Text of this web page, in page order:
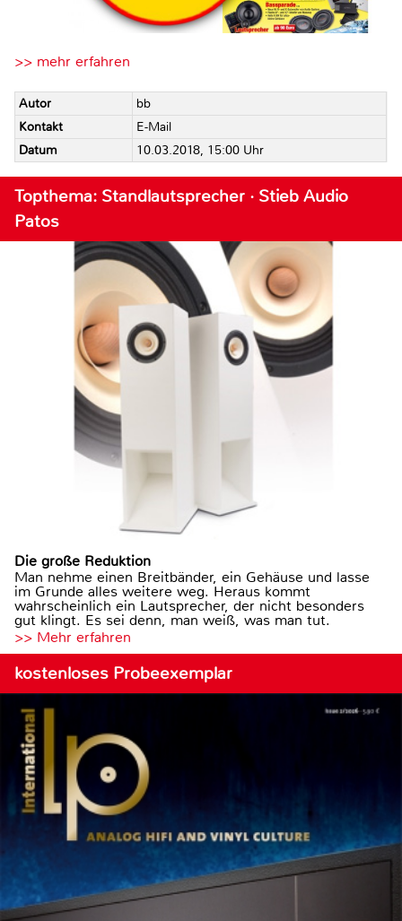
>> mehr erfahren
Autor
bb
Kontakt
E-Mail
Datum
10.03.2018, 15:00 Uhr
Topthema: Standlautsprecher · Stieb Audio
Patos
Die große Reduktion
Man nehme einen Breitbänder, ein Gehäuse und lasse
im Grunde alles weitere weg. Heraus kommt
wahrscheinlich ein Lautsprecher, der nicht besonders
gut klingt. Es sei denn, man weiß, was man tut.
>> Mehr erfahren
kostenloses Probeexemplar